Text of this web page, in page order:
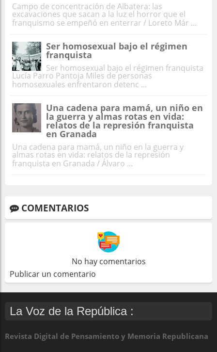
Campo de concentración de Albatera: las
excavaciones que sacan a la luz el horror que el
franquismo se empeñó en enterrar / Loreto Már ...
Ser homosexual bajo el régimen
franquista
Ser homosexual bajo el régimen franquista
Lucía Parro Pantoja Miles de personas
homosexuales enfrentaron detenc ...
Una cadena para mamá, un niño en
la guerra y almas rotas en vida:
relatos de la represión franquista
en Granada
Una cadena para mamá, un niño en la guerra y
almas rotas en vida: relatos de la represión
franquista en Granada / Álvaro ...
COMENTARIOS
No hay comentarios
Publicar un comentario
La Voz de la República :
Revista Digital de Pensamiento y Memoria Republicana